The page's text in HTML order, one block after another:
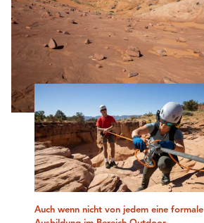
Auch wenn nicht von jedem eine formale